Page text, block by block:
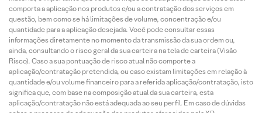
comporta a aplicação nos produtos e/ou a contratação dos serviços em
questão, bem como se há limitações de volume, concentração e/ou
quantidade para a aplicação desejada. Você pode consultar essas
informações diretamente no momento da transmissão da sua ordem ou,
ainda, consultando o risco geral da sua carteira na tela de carteira (Visão
Risco). Caso a sua pontuação de risco atual não comporte a
aplicação/contratação pretendida, ou caso existam limitações em relação à
quantidade e/ou volume financeiro para a referida aplicação/contratação, isto
significa que, com base na composição atual da sua carteira, esta
aplicação/contratação não está adequada ao seu perfil. Em caso de dúvidas